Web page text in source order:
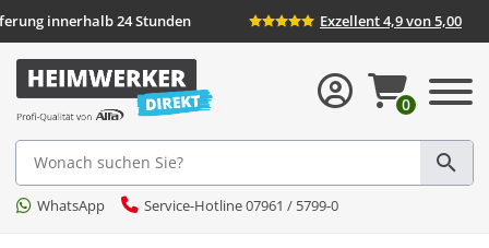
Lieferung innerhalb 24 Stunden Exzellent 4,9 von 5,00
Suche
WhatsApp Service-Hotline 07961 / 5799-0
0